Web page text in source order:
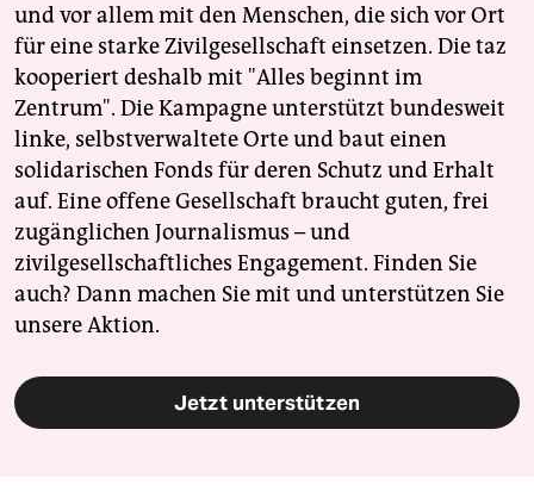
und vor allem mit den Menschen, die sich vor Ort
für eine starke Zivilgesellschaft einsetzen. Die taz
kooperiert deshalb mit "Alles beginnt im
Zentrum". Die Kampagne unterstützt bundesweit
linke, selbstverwaltete Orte und baut einen
solidarischen Fonds für deren Schutz und Erhalt
auf. Eine offene Gesellschaft braucht guten, frei
zugänglichen Journalismus – und
zivilgesellschaftliches Engagement. Finden Sie
auch? Dann machen Sie mit und unterstützen Sie
unsere Aktion.
Jetzt unterstützen